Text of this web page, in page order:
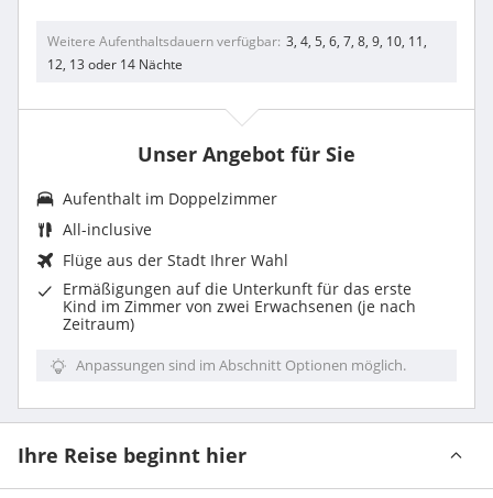
Weitere Aufenthaltsdauern verfügbar 3, 4, 5, 6, 7, 8, 9, 10, 11,
12, 13 oder 14 Nächte
Unser Angebot für Sie
Aufenthalt im Doppelzimmer
All-inclusive
Flüge aus der Stadt Ihrer Wahl
Ermäßigungen auf die Unterkunft für das erste
Kind im Zimmer von zwei Erwachsenen (je nach
Zeitraum)
Anpassungen sind im Abschnitt Optionen möglich.
Ihre Reise beginnt hier